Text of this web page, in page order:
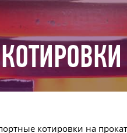
котировки на